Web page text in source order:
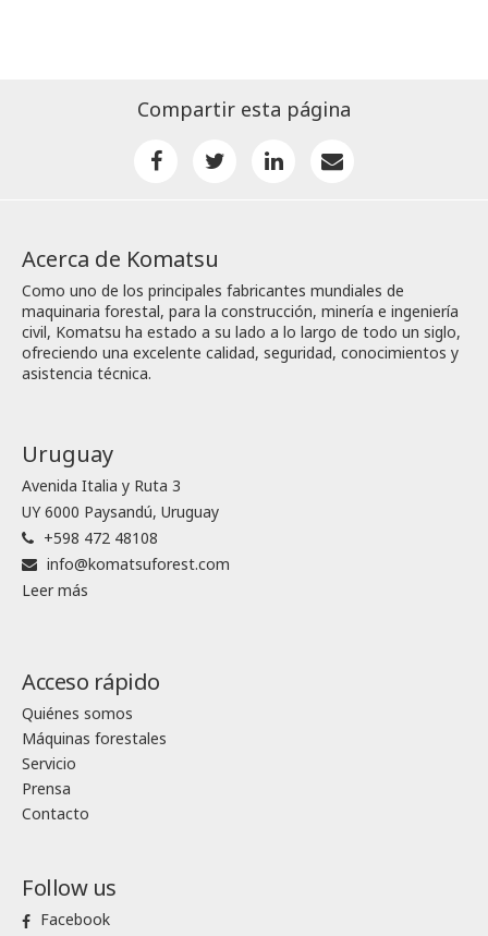
Compartir esta página
Acerca de Komatsu
Como uno de los principales fabricantes mundiales de
maquinaria forestal, para la construcción, minería e ingeniería
civil, Komatsu ha estado a su lado a lo largo de todo un siglo,
ofreciendo una excelente calidad, seguridad, conocimientos y
asistencia técnica.
Uruguay
Avenida Italia y Ruta 3
UY 6000 Paysandú, Uruguay
+598 472 48108
info@komatsuforest.com
Leer más
Acceso rápido
Quiénes somos
Máquinas forestales
Servicio
Prensa
Contacto
Follow us
Facebook